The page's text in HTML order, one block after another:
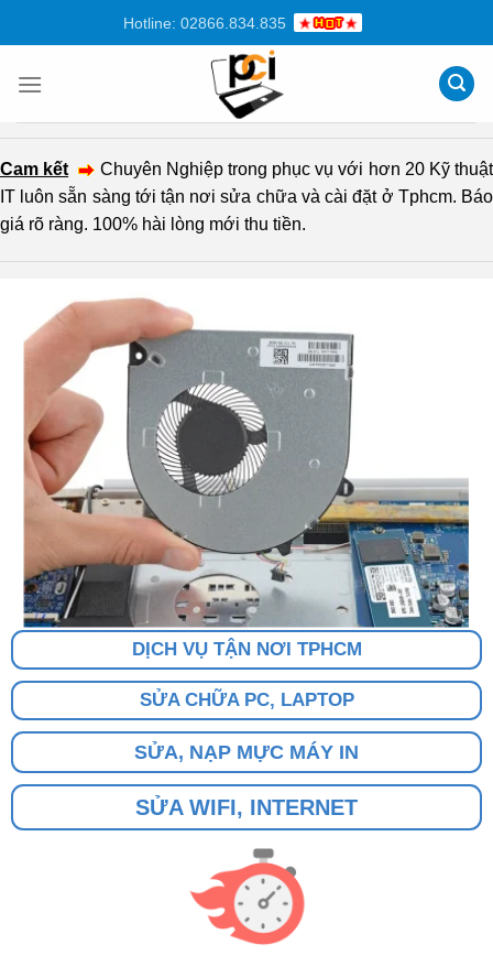
dung
Hotline: 02866.834.835
Cam kết
Chuyên Nghiệp trong phục vụ với hơn 20 Kỹ thuật
IT luôn sẵn sàng tới tận nơi sửa chữa và cài đặt ở Tphcm. Báo
giá rõ ràng. 100% hài lòng mới thu tiền.
DỊCH VỤ TẬN NƠI TPHCM
SỬA CHỮA PC, LAPTOP
SỬA, NẠP MỰC MÁY IN
SỬA WIFI, INTERNET